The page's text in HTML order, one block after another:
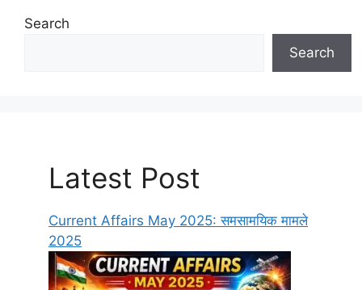
Search
Search
Latest Post
Current Affairs May 2025: समसामयिक मामले
2025